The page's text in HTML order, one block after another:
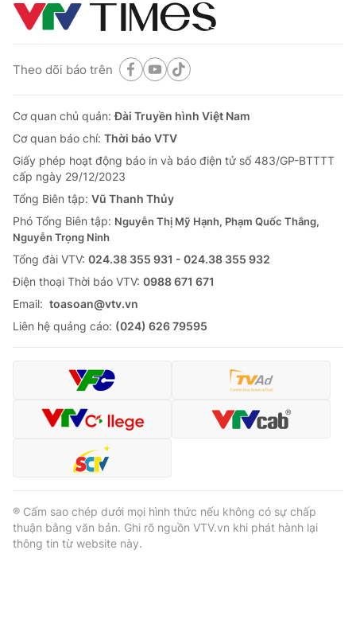
Theo dõi báo trên
Cơ quan chủ quản:Đài Truyền hình Việt Nam
Cơ quan báo chí: Thời báo VTV
Giấy phép hoạt động báo in và báo điện tử số 483/GP-BTTTT
cấp ngày 29/12/2023
Tổng Biên tập: Vũ Thanh Thủy
Phó Tổng Biên tập: Nguyễn Thị Mỹ Hạnh, Phạm Quốc Thắng,
Nguyễn Trọng Ninh
Tổng đài VTV: 024.38 355 931 - 024.38 355 932
Ðiện thoại Thời báo VTV: 0988 671 671
Email: toasoan@vtv.vn
Liên hệ quảng cáo: (024) 626 79595
® Cấm sao chép dưới mọi hình thức nếu không có sự chấp
thuận bằng văn bản. Ghi rõ nguồn VTV.vn khi phát hành lại
thông tin từ website này.